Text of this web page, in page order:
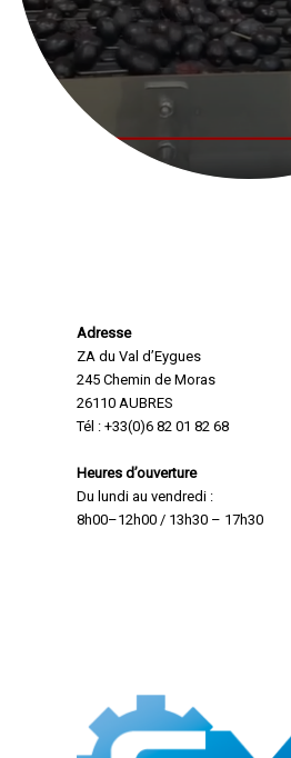
Adresse
ZA du Val d’Eygues
245 Chemin de Moras
26110 AUBRES
Tél : +33(0)6 82 01 82 68
Heures d’ouverture
Du lundi au vendredi :
8h00–12h00 / 13h30 – 17h30